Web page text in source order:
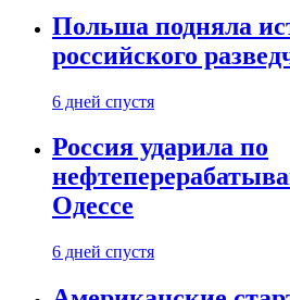
Польша подняла
российского
6 дней спустя
Россия ударила по
Одессе
6 дней спустя